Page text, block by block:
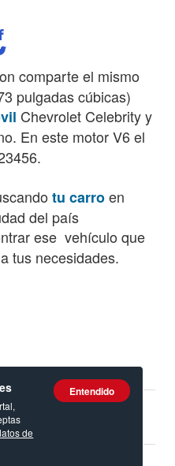
comparte el mismo
pulgadas cúbicas)
Chevrolet Celebrity y
En este motor V6 el
tu carroen
del país
ese vehículo que
tus necesidades.
de
Entendido